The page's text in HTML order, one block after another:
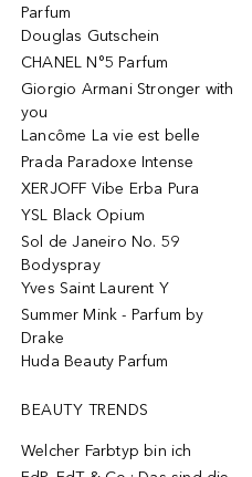
Parfum
Douglas Gutschein
CHANEL N°5 Parfum
Giorgio Armani Stronger with
you
Lancôme La vie est belle
Prada Paradoxe Intense
XERJOFF Vibe Erba Pura
YSL Black Opium
Sol de Janeiro No. 59
Bodyspray
Yves Saint Laurent Y
Summer Mink - Parfum by
Drake
Huda Beauty Parfum
BEAUTY TRENDS
Welcher Farbtyp bin ich